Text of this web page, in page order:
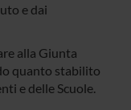
e dai
alla Giunta
quanto stabilito
e delle Scuole.